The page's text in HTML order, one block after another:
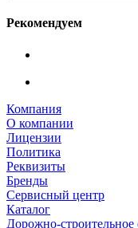
Рекомендуем
Компания
О компании
Лицензии
Политика
Реквизиты
Бренды
Сервисный центр
Каталог
Дорожно-строительное